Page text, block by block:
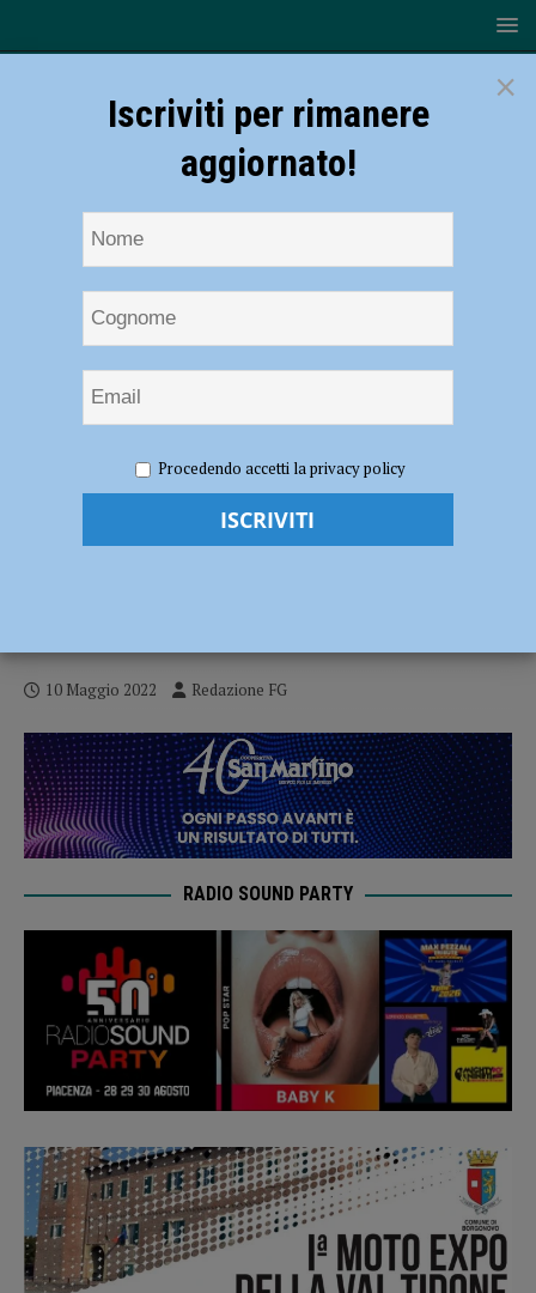
su due ruote e capolavori da collezione: a Borgonovo il Moto Expo
della Val Tidone
Leggende su due ruote e capolavori da
10 Maggio 2022 Redazione FG
RADIO SOUND PARTY
×
Iscriviti per rimanere
aggiornato!
Procedendo accetti la privacy policy